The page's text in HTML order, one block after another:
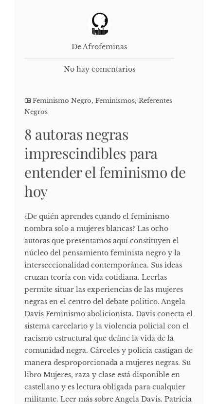
De Afrofeminas
No hay comentarios
Feminismo Negro, Feminismos, Referentes
Negros
8 autoras negras
imprescindibles para
entender el feminismo de
hoy
¿De quién aprendes cuando el feminismo
nombra solo a mujeres blancas? Las ocho
autoras que presentamos aquí constituyen el
núcleo del pensamiento feminista negro y la
interseccionalidad contemporánea. Sus ideas
cruzan teoría con vida cotidiana. Leerlas
permite situar las experiencias de las mujeres
negras en el centro del debate político. Angela
Davis Feminismo abolicionista. Davis conecta el
sistema carcelario y la violencia policial con el
racismo estructural que define la vida de la
comunidad negra. Cárceles y policía castigan de
manera desproporcionada a mujeres negras. Su
libro Mujeres, raza y clase está disponible en
castellano y es lectura obligada para cualquier
militante. Leer más sobre Angela Davis. Patricia